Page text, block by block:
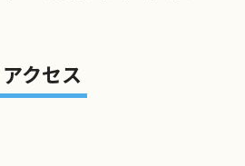
アクセス